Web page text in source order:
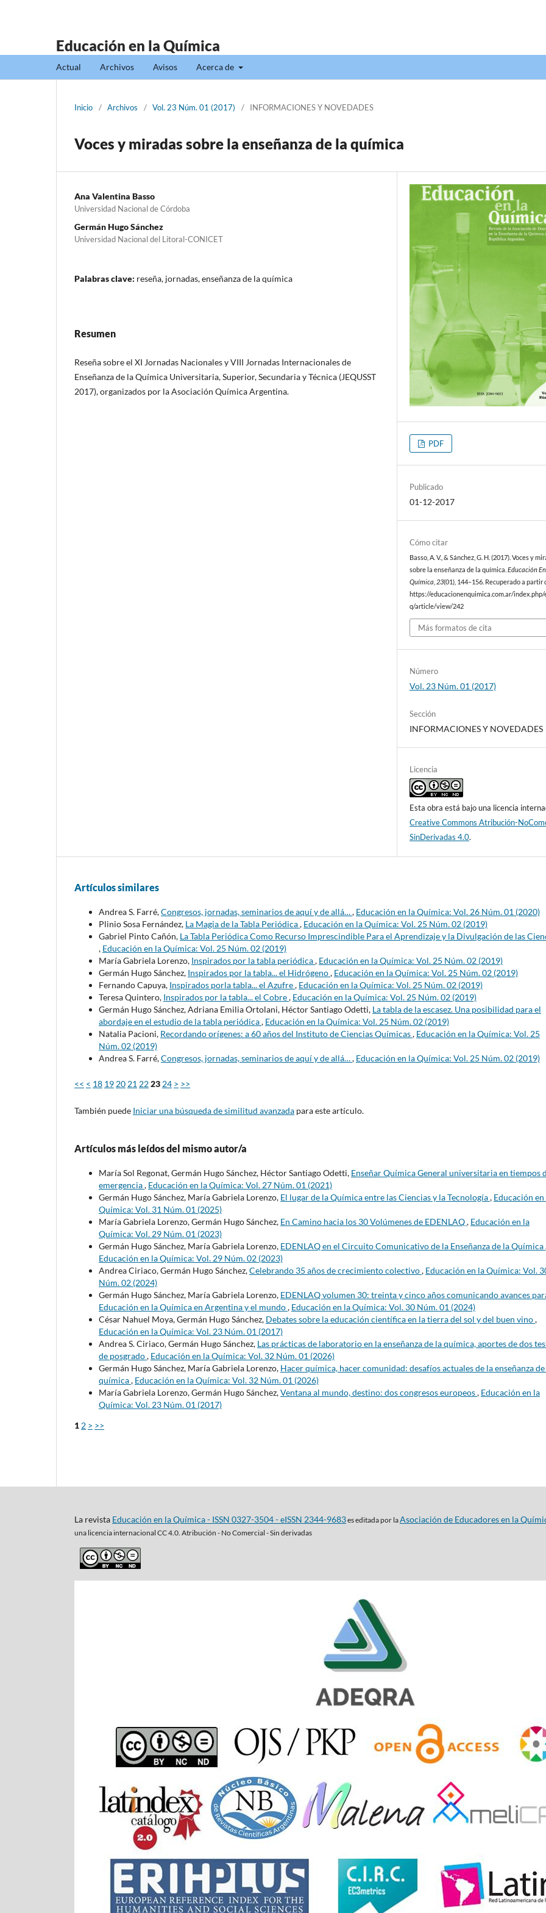
Educación en la Química
Actual Archivos Avisos Acerca de
Inicio / Archivos / Vol. 23 Núm. 01 (2017) / INFORMACIONES Y NOVEDADES
Voces y miradas sobre la enseñanza de la química
Ana Valentina Basso
Universidad Nacional de Córdoba
Germán Hugo Sánchez
Universidad Nacional del Litoral-CONICET
Palabras clave: reseña, jornadas, enseñanza de la química
Resumen
Reseña sobre el XI Jornadas Nacionales y VIII Jornadas Internacionales de
Enseñanza de la Química Universitaria, Superior, Secundaria y Técnica (JEQUSST
2017), organizados por la Asociación Química Argentina.
PDF
Publicado
01-12-2017
Cómo citar
Basso, A. V., & Sánchez, G. H. (2017). Voces y
sobre la enseñanza de la química.Educación En
Química 23(01), 144–156. Recuperado a partir
https://educacionenquimica.com.ar/index.php/
q/article/view/242
Más formatos de cita
Número
Vol. 23 Núm. 01 (2017)
Sección
INFORMACIONES Y NOVEDADES
Licencia
Esta obra está bajo una licencia
Creative Commons Atribución-
SinDerivadas 4.0.
Artículos similares
Andrea S. Farré,Congresos, jornadas, seminarios de aquí y de allá…, Educación en la Química: Vol. 26 Núm. 01 (2020)
Plinio Sosa Fernández, La Magia de la Tabla Periódica, Educación en la Química: Vol. 25 Núm. 02 (2019)
Gabriel Pinto Cañón, La Tabla Periódica Como Recurso Imprescindible Para el Aprendizaje y la Divulgación de las
, Educación en la Química: Vol. 25 Núm. 02 (2019)
María Gabriela Lorenzo, Inspirados por la tabla periódica, Educación en la Química: Vol. 25 Núm. 02 (2019)
Germán Hugo Sánchez, Inspirados por la tabla... el Hidrógeno, Educación en la Química: Vol. 25 Núm. 02 (2019)
Fernando Capuya, Inspirados porla tabla... el Azufre, Educación en la Química: Vol. 25 Núm. 02 (2019)
Teresa Quintero, Inspirados por la tabla... el Cobre, Educación en la Química: Vol. 25 Núm. 02 (2019)
Germán Hugo Sánchez, Adriana Emilia Ortolani, Héctor Santiago Odetti, La tabla de la escasez. Una posibilidad para el
abordaje en el estudio de la tabla periódica, Educación en la Química: Vol. 25 Núm. 02 (2019)
Natalia Pacioni, Recordando orígenes: a 60 años del Instituto de Ciencias Químicas, Educación en la Química: Vol. 25
Núm. 02 (2019)
Andrea S. Farré,Congresos, jornadas, seminarios de aquí y de allá…, Educación en la Química: Vol. 25 Núm. 02 (2019)
<< < 18 192021222324 > >>
También puede Iniciar una búsqueda de similitud avanzada para este artículo.
Artículos más leídos del mismo autor/a
María Sol Regonat, Germán Hugo Sánchez, Héctor Santiago Odetti, Enseñar Química General universitaria en tiempos
emergencia, Educación en la Química: Vol. 27 Núm. 01 (2021)
Germán Hugo Sánchez, María Gabriela Lorenzo, El lugar de la Química entre las Ciencias y la Tecnología, Educación en
Química: Vol. 31 Núm. 01 (2025)
María Gabriela Lorenzo, Germán Hugo Sánchez, En Camino hacia los 30 Volúmenes de EDENLAQ, Educación en la
Química: Vol. 29 Núm. 01 (2023)
Germán Hugo Sánchez, María Gabriela Lorenzo, EDENLAQ en el Circuito Comunicativo de la Enseñanza de la Química
Educación en la Química: Vol. 29 Núm. 02 (2023)
Andrea Ciriaco, Germán Hugo Sánchez,Celebrando 35 años de crecimiento colectivo, Educación en la Química: Vol.
Núm. 02 (2024)
Germán Hugo Sánchez, María Gabriela Lorenzo, EDENLAQ volumen 30: treinta y cinco años comunicando avances
Educación en la Química en Argentina y el mundo, Educación en la Química: Vol. 30 Núm. 01 (2024)
César Nahuel Moya, Germán Hugo Sánchez, Debates sobre la educación científica en la tierra del sol y del buen vino,
Educación en la Química: Vol. 23 Núm. 01 (2017)
Andrea S. Ciriaco, Germán Hugo Sánchez, Las prácticas de laboratorio en la enseñanza de la química, aportes de dos
de posgrado, Educación en la Química: Vol. 32 Núm. 01 (2026)
Germán Hugo Sánchez, María Gabriela Lorenzo, Hacer química, hacer comunidad: desafíos actuales de la enseñanza
química, Educación en la Química: Vol. 32 Núm. 01 (2026)
María Gabriela Lorenzo, Germán Hugo Sánchez,Ventana al mundo, destino: dos congresos europeos, Educación en la
Química: Vol. 23 Núm. 01 (2017)
12 > >>
La revista Educación en la Química - ISSN 0327-3504 - eISSN 2344-9683es editada por laAsociación de Educadores en la
una licencia internacional CC 4.0. Atribución - No Comercial - Sin derivadas